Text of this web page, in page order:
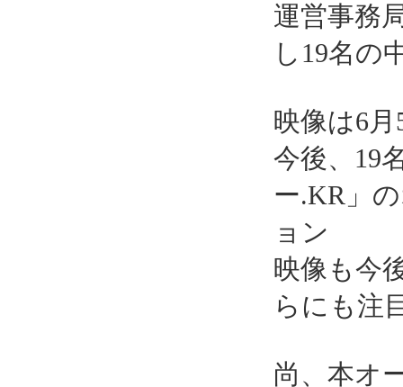
運営事務
し19名の
映像は6
今後、19
ー.KR」
ョン
映像も今
らにも注
尚、本オ